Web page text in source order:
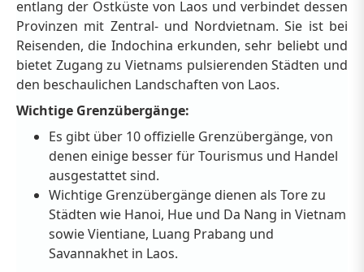
entlang der Ostküste von Laos und verbindet dessen
Provinzen mit Zentral- und Nordvietnam. Sie ist bei
Reisenden, die Indochina erkunden, sehr beliebt und
bietet Zugang zu Vietnams pulsierenden Städten und
den beschaulichen Landschaften von Laos.
Wichtige Grenzübergänge:
Es gibt über 10 offizielle Grenzübergänge, von
denen einige besser für Tourismus und Handel
ausgestattet sind.
Wichtige Grenzübergänge dienen als Tore zu
Städten wie Hanoi, Hue und Da Nang in Vietnam
sowie Vientiane, Luang Prabang und
Savannakhet in Laos.